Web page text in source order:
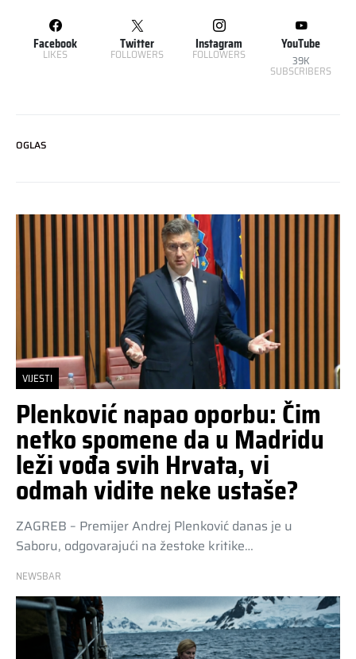
Facebook
LIKES
Twitter
FOLLOWERS
Instagram
FOLLOWERS
YouTube
39K
SUBSCRIBERS
OGLAS
VIJESTI
Plenković napao oporbu: Čim
netko spomene da u Madridu
leži vođa svih Hrvata, vi
odmah vidite neke ustaše?
ZAGREB – Premijer Andrej Plenković danas je u
Saboru, odgovarajući na žestoke kritike…
NEWSBAR